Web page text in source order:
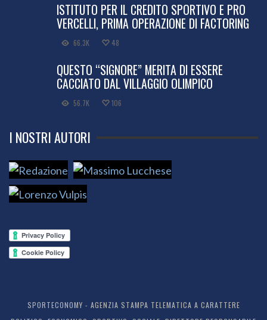
ISTITUTO PER IL CREDITO SPORTIVO E PRO
VERCELLI, PRIMA OPERAZIONE DI FACTORING
66.3K 48
QUESTO “SIGNORE” MERITA DI ESSERE
CACCIATO DAL VILLAGGIO OLIMPICO
56.7K 106
I NOSTRI AUTORI
SPORTECONOMY - AGENZIA STAMPA TELEMATICA A CARATTERE